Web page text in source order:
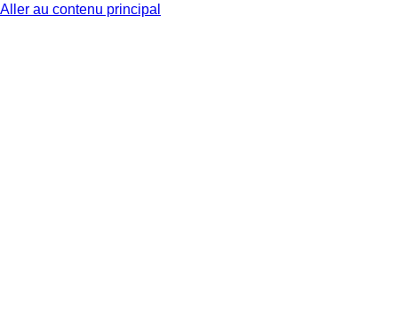
Aller au contenu principal